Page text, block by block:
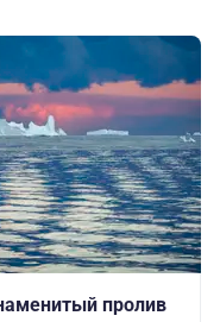
пролив